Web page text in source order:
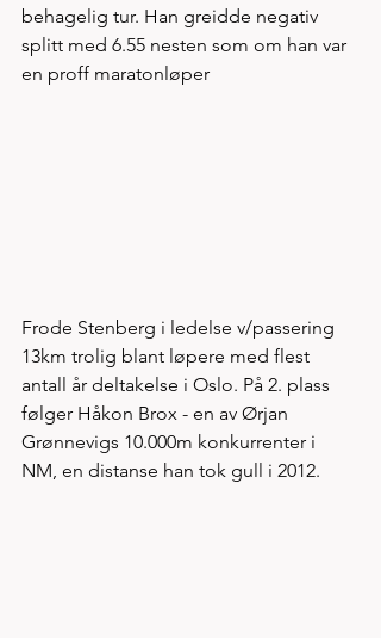
behagelig tur. Han greidde negativ
splitt med 6.55 nesten som om han var
en proff maratonløper
Frode Stenberg i ledelse v/passering
13km trolig blant løpere med flest
antall år deltakelse i Oslo. På 2. plass
følger Håkon Brox - en av Ørjan
Grønnevigs 10.000m konkurrenter i
NM, en distanse han tok gull i 2012.